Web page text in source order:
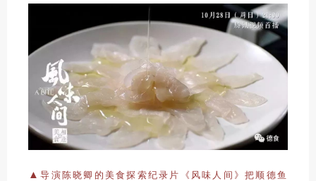
▲导演陈晓卿的美食探索纪录片
《风味人间》把顺德鱼